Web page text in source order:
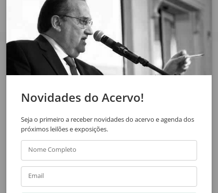
Veja também
Trinaz Fox
Sem Título
Danilo Di Prete
Novidades do Acervo!
Seja o primeiro a receber novidades do acervo e agenda dos
próximos leilões e exposições.
Nome Completo
Email